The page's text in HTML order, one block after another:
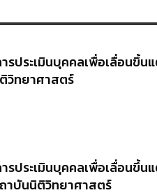
ประเมินบุคคลเพื่อเลื่อนขึ้น
วิทยาศาสตร์
ประเมินบุคคลเพื่อเลื่อนขึ้น
าบันนิติวิทยาศาสตร์